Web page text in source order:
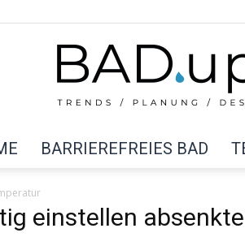
BARRIEREFREIES BAD
einstellen